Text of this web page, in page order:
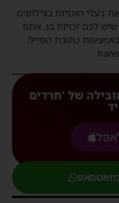
בעלי הזכויות בצילומים
שיש לכם זכויות בו, אתם
כתובת המייל:
של 'חרדים